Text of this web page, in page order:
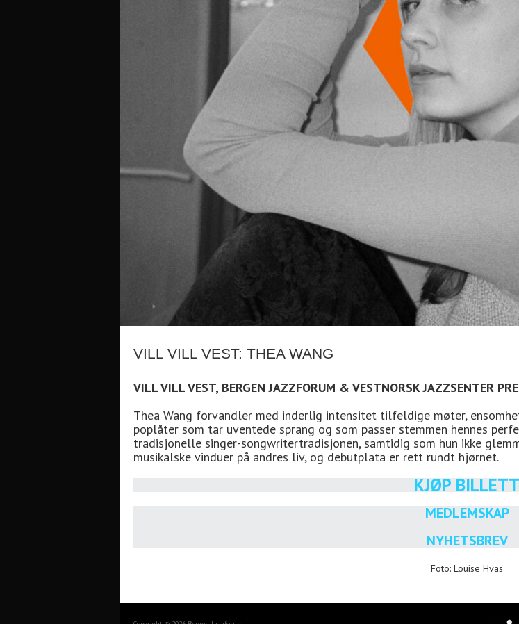
VILL VILL VEST: THEA WANG
VILL VILL VEST, BERGEN JAZZFORUM & VESTNORSK JAZZSENTER
Thea Wang forvandler med inderlig intensitet tilfeldige møter,
poplåter som tar uventede sprang og som passer stemmen hennes
tradisjonelle singer-songwritertradisjonen, samtidig som hun ikke
musikalske vinduer på andres liv, og debutplata er rett rundt hjørnet.
KJØP BILLETT
MEDLEMSKAP
NYHETSBREV
Foto: Louise Hvas